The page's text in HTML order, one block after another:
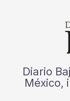
Diario
México,